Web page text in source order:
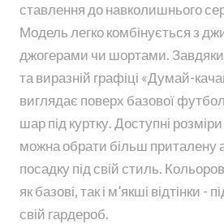
ставлення до навколишнього
Модель легко комбінується з
джогерами чи шортами.
та виразній графіці «Думай-
виглядає поверх базової
шар під куртку. Доступні
можна обрати більш приталену
посадку під свій стиль.
як базові, так і м’якші відтінки -
свій гардероб.